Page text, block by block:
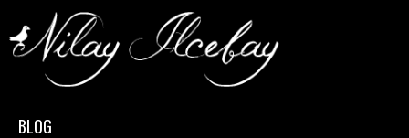
BLOG